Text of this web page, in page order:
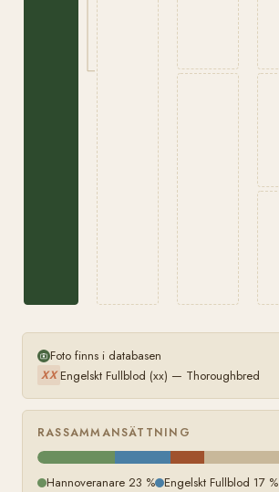
Foto finns i databasen
XX Engelskt Fullblod (xx) — Thoroughbred
RASSAMMANSÄTTNING
Hannoveranare 23 % Engelskt Fullblod 17 %